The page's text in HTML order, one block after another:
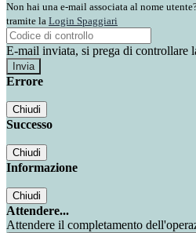
Non hai una e-mail associata al nome
tramite la Login Spaggiari
E-mail inviata, si prega di controllare
Errore
Chiudi
Successo
Chiudi
Informazione
Chiudi
Attendere...
Attendere il completamento